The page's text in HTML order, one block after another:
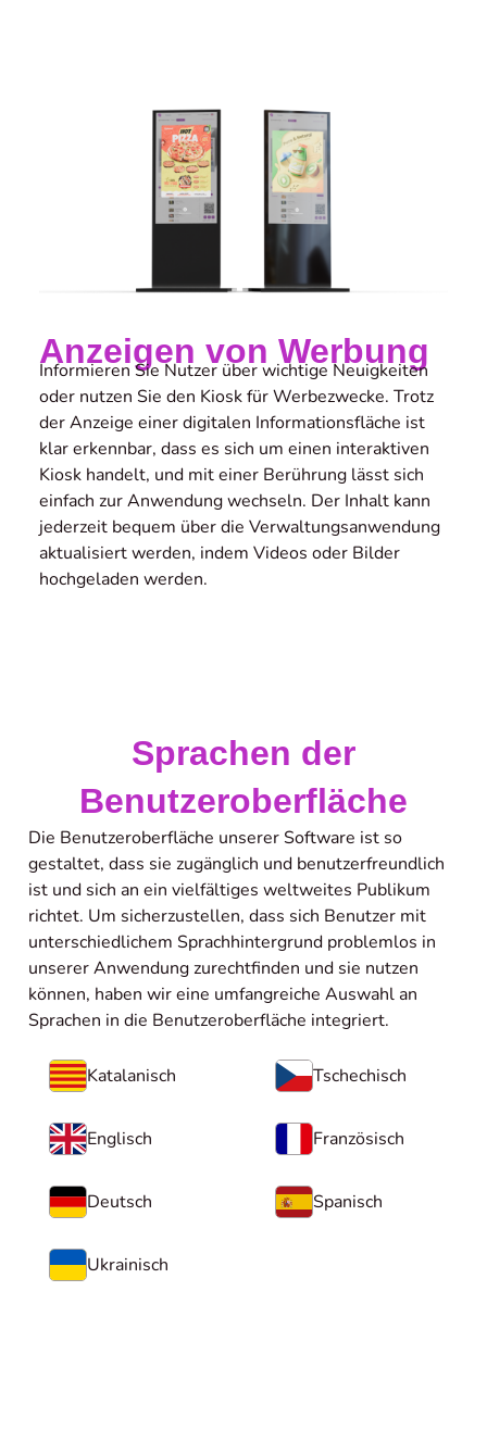
Anzeigen von Werbung
Informieren Sie Nutzer über wichtige Neuigkeiten
oder nutzen Sie den Kiosk für Werbezwecke. Trotz
der Anzeige einer digitalen Informationsfläche ist
klar erkennbar, dass es sich um einen interaktiven
Kiosk handelt, und mit einer Berührung lässt sich
einfach zur Anwendung wechseln. Der Inhalt kann
jederzeit bequem über die Verwaltungsanwendung
aktualisiert werden, indem Videos oder Bilder
hochgeladen werden.
Sprachen der
Benutzeroberfläche
Die Benutzeroberfläche unserer Software ist so
gestaltet, dass sie zugänglich und benutzerfreundlich
ist und sich an ein vielfältiges weltweites Publikum
richtet. Um sicherzustellen, dass sich Benutzer mit
unterschiedlichem Sprachhintergrund problemlos in
unserer Anwendung zurechtfinden und sie nutzen
können, haben wir eine umfangreiche Auswahl an
Sprachen in die Benutzeroberfläche integriert.
Katalanisch Tschechisch
Englisch Französisch
Deutsch Spanisch
Ukrainisch